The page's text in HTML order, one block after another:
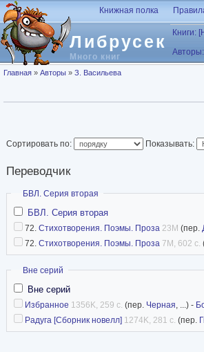
Перейти к основному содержанию
Либрусек
Много книг
Книжная полка
Книги:
Авторы:
Вы здесь
Главная » Авторы » З. Васильева
Сортировать по: Показывать:
Переводчик
Скрыть
БВЛ. Серия вторая
БВЛ. Серия вторая
72. Стихотворения. Поэмы. Проза 23M (пер.
72. Стихотворения. Поэмы. Проза 7M, 602 с.
Скрыть
Вне серий
Вне серий
Избранное 1356K, 259 с. (пер. Черная, ...) -
Радуга [Сборник новелл] 1274K, 281 с. (пер.